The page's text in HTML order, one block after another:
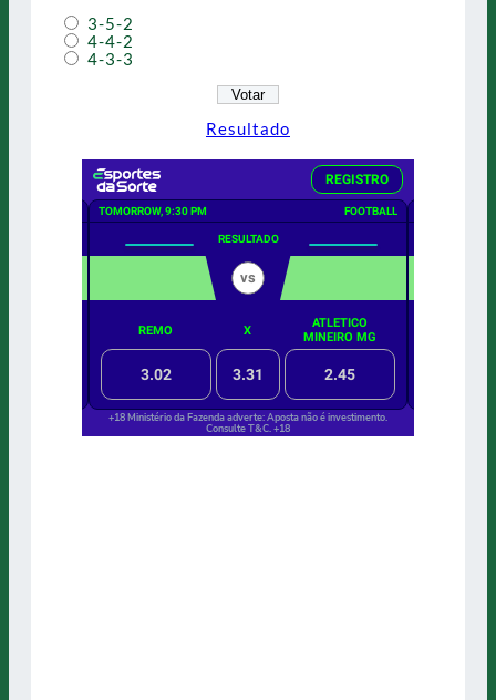
3-5-2
4-4-2
4-3-3
Resultado